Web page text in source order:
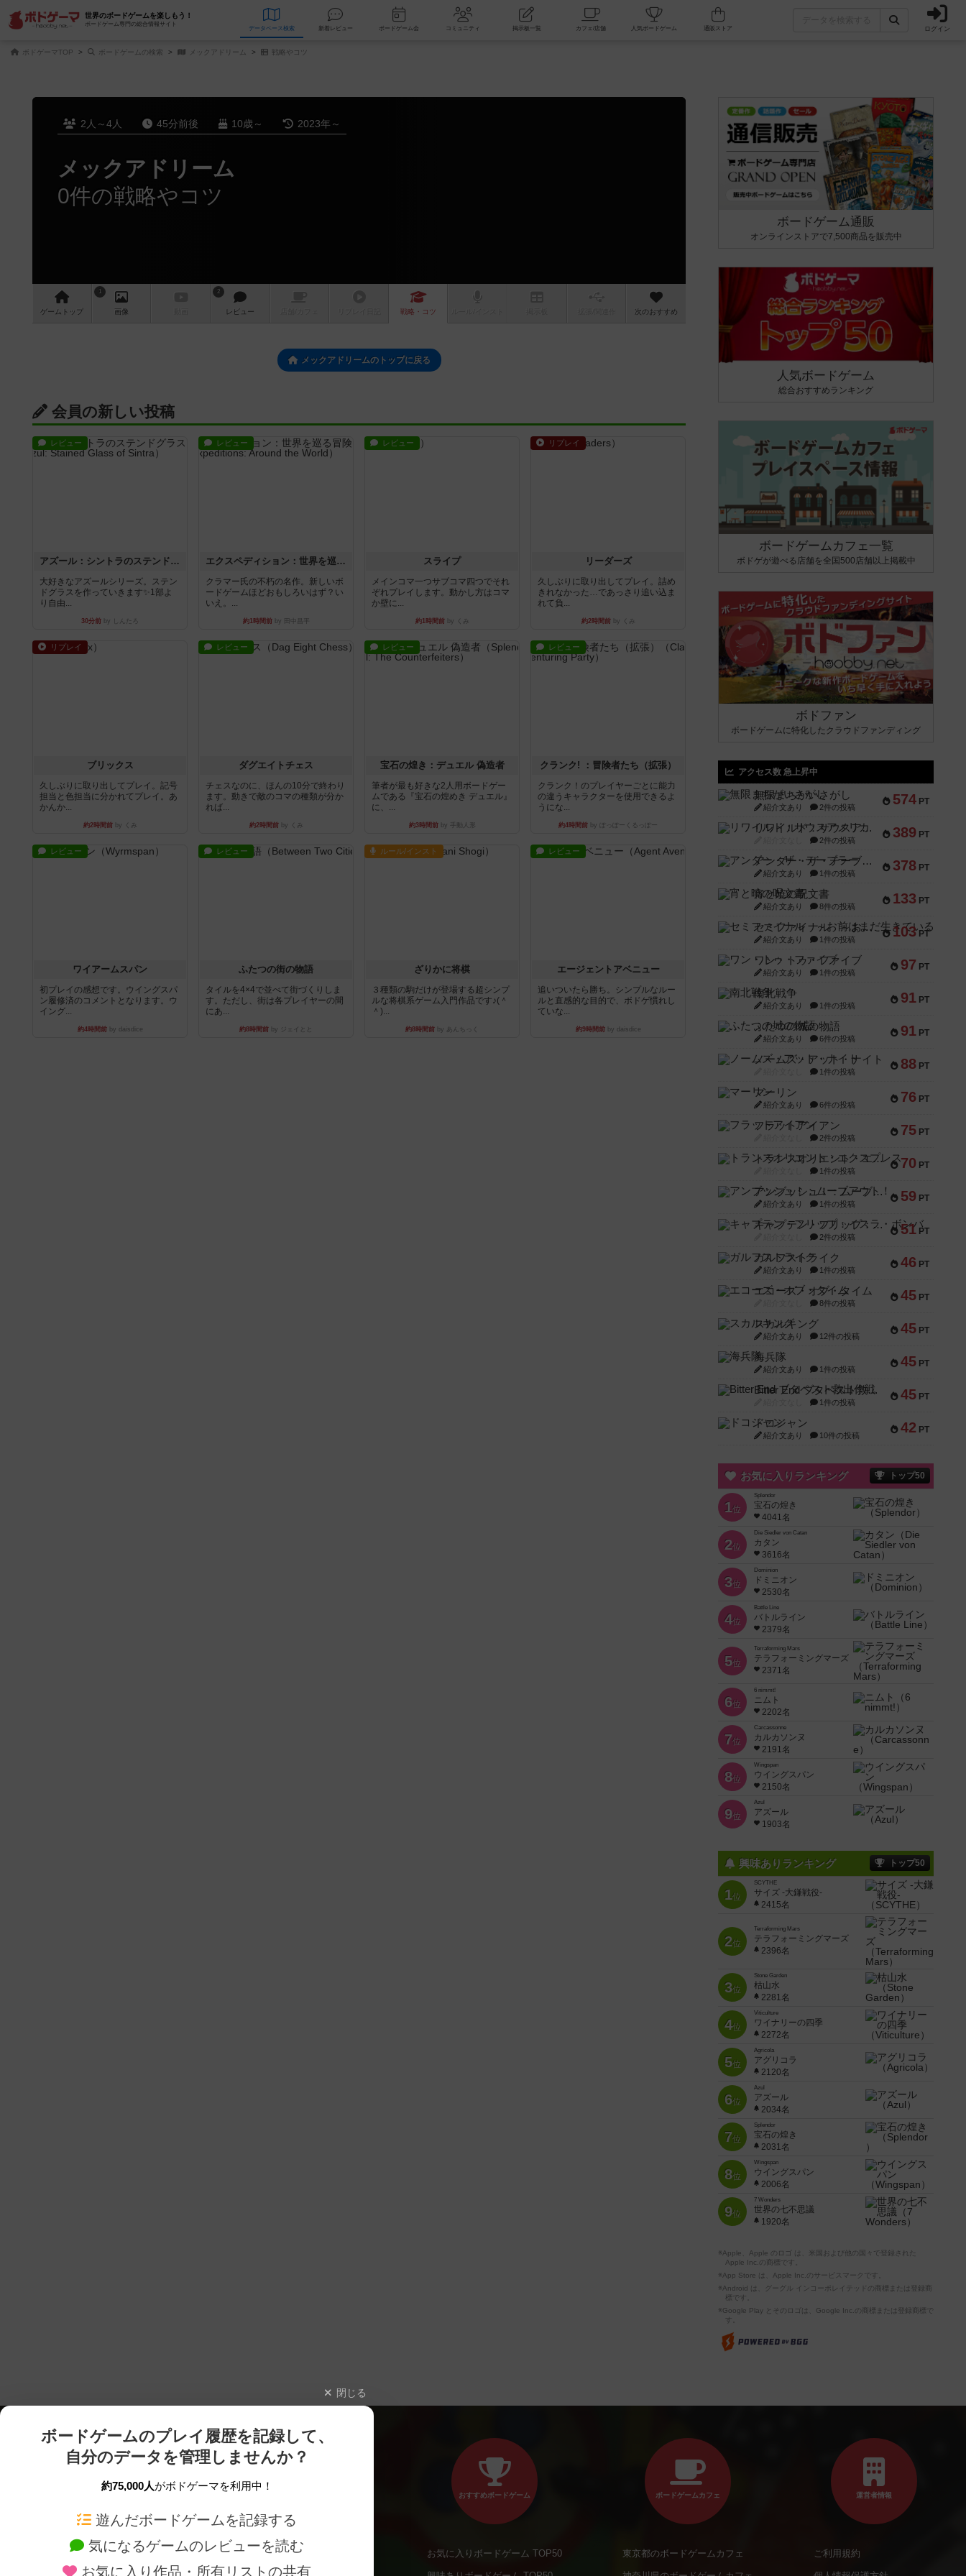
世界のボードゲームを楽しもう！
ボードゲーム専門の総合情報サイト
データベース 検索 新着レビュー ボードゲーム会 コミュニティ 掲示板一覧 カフェ/店舗 人気ボードゲーム ログイン
ボドゲーマTOP ボードゲームの検索 メックアドリーム 戦略やコツ
2人～4人 45分前後 10歳～ 2023年～
メックアドリーム
0件の戦略やコツ
ゲーム トップ
1
画像
2
レビュー 戦略 ・コツ 次のおすすめ
メックアドリームのトップに戻る
会員の新しい投稿
レビュー
アズール：シントラのステンドグラス
大好きなアズールシリーズ。ステン
ドグラスを作っていきます✨1部よ
り自由...
30分前 by しんたろ
レビュー
エクスペディション：世界を巡る冒険
クラマー氏の不朽の名作。新しいボ
ードゲームほどおもしろいはず？い
いえ。...
約1時間前by 田中昌平
レビュー
スライプ
メインコマ一つサブコマ四つでそれ
ぞれプレイします。動かし方はコマ
か壁に...
約1時間前by くみ
リプレイ
リーダーズ
久しぶりに取り出してプレイ。詰め
きれなかった…であっさり追い込ま
れて負...
約2時間前by くみ
リプレイ
ブリックス
久しぶりに取り出してプレイ。記号
担当と色担当に分かれてプレイ。あ
かんか...
約2時間前by くみ
レビュー
ダグエイトチェス
チェスなのに、ほんの10分で終わり
ます。動きで敵のコマの種類が分か
れば...
約2時間前by くみ
レビュー
宝石の煌き：デュエル 偽造者
筆者が最も好きな2人用ボードゲー
ムである『宝石の煌めき デュエル』
に、...
約3時間前by 手動人形
レビュー
クランク! ：冒険者たち（拡張）
クランク！のプレイヤーごとに能力
の違うキャラクターを使用できるよ
うにな...
約4時間前 by ぽっぽーくるっぽー
レビュー
ワイアームスパン
初プレイの感想です。ウイングスパ
ン履修済のコメントとなります。ウ
イング...
約4時間前by daisdice
レビュー
ふたつの街の物語
タイルを4×4で並べて街づくりしま
す。ただし、街は各プレイヤーの間
にあ...
約8時間前 by ジェイとと
ルール/インスト
ざりかに将棋
３種類の駒だけが登場する超シンプ
ルな将棋系ゲーム入門作品です♪(＾
＾)...
約8時間前 by あんちっく
レビュー
エージェントアベニュー
追いついたら勝ち。シンプルなルー
ルと直感的な目的で、ボドゲ慣れし
ていな...
約9時間前by daisdice
ボードゲーム通販
オンラインストアで7,500商品を販売中
人気ボードゲーム
総合おすすめランキング
ボードゲームカフェ一覧
ボドゲが遊べる店舗を全国500店舗以上掲載中
ボドファン
ボードゲームに特化したクラウドファンディング
アクセス数 急上昇中
574 PT
無限まちがいさがし
紹介文あり 2件の投稿
389 PT
リワイルド：サウスアメリカ
2件の投稿
378 PT
アンダー・ザ・テーブラー
紹介文あり 1件の投稿
133 PT
宵と暁の呪文書
紹介文あり 8件の投稿
103 PT
セミファイナル ～お前はまだ生きている～
紹介文あり 1件の投稿
97 PT
ワン・トゥ・ファイブ
紹介文あり 1件の投稿
91 PT
南北戦争
紹介文あり 1件の投稿
91 PT
ふたつの城の物語
紹介文あり 6件の投稿
88 PT
ノームズ・アット・ナイト
1件の投稿
76 PT
マーリン
紹介文あり 6件の投稿
75 PT
フラットアイアン
2件の投稿
70 PT
トランスオリエント・エクスプレス
1件の投稿
59 PT
アンブッシュ！：ムーブアウト！
紹介文あり 1件の投稿
51 PT
キャプテン・フリップ：イスラ・ボンバ
2件の投稿
46 PT
ガルフストライク
紹介文あり 1件の投稿
45 PT
エコーズ・オブ・タイム
8件の投稿
45 PT
スカルキング
紹介文あり 12件の投稿
45 PT
海兵隊
紹介文あり 1件の投稿
45 PT
Bitter End ブタペスト救出作戦
1件の投稿
42 PT
ドコジャン
紹介文あり 10件の投稿
お気に入りランキング トップ50
1位
Splendor
宝石の煌き
4041名
2位
Die Siedler von Catan
カタン
3616名
3位
Dominion
ドミニオン
2530名
4位
Battle Line
バトルライン
2379名
5位
Terraforming Mars
テラフォーミングマーズ
2371名
6位
6 nimmt!
ニムト
2202名
7位
Carcassonne
カルカソンヌ
2191名
8位
Wingspan
ウイングスパン
2150名
9位
Azul
アズール
1903名
興味ありランキング トップ50
1位
SCYTHE
サイズ -大鎌戦役-
2415名
2位
Terraforming Mars
テラフォーミングマーズ
2396名
3位
Stone Garden
枯山水
2281名
4位
Viticulture
ワイナリーの四季
2272名
5位
Agricola
アグリコラ
2120名
6位
Azul
アズール
2034名
7位
Splendor
宝石の煌き
2031名
8位
Wingspan
ウイングスパン
2006名
9位
7 Wonders
世界の七不思議
1920名
※Apple、Apple のロゴ は、米国および他の国々で登録された
Apple Inc.の商標です。
※App Store は、Apple Inc.のサービスマークです。
※Android は、グーグル インコーポレイテッドの商標または登録商
標です。
※Google Play とそのロゴは、Google Inc.の商標または登録商標で
す。
閉じる
ボードゲームのプレイ履歴を記録して、
自分のデータを管理しませんか？
約75,000人がボドゲーマを利用中！
遊んだボードゲームを記録する
気になるゲームのレビューを読む
お気に入り作品・所有リストの共有
ボードゲームを検索する 新作・再入荷情報
おすすめボードゲーム
お気に入りボードゲーム TOP50
ボードゲームカフェ
東京都のボードゲームカフェ
運営者情報
ご利用規約